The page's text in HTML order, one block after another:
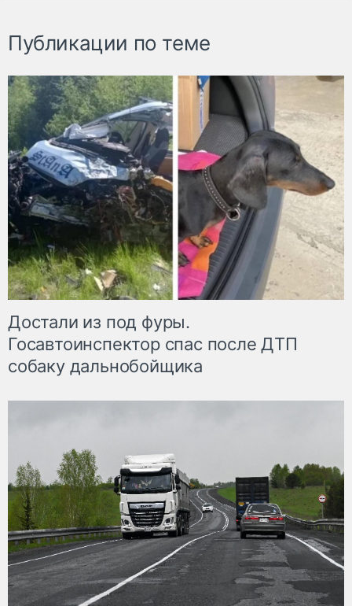
Публикации по теме
Достали из под фуры.
Госавтоинспектор спас после ДТП
собаку дальнобойщика